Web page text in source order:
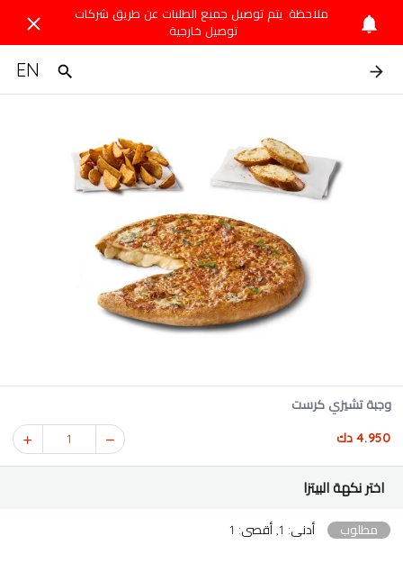
ملاحظة: يتم توصيل جميع الطلبات عن طريق شركات
توصيل خارجية.
EN
وجبة تشيزي كرست
4.950 دك 1
اختر نكهة البيتزا
مطلوب أدنى: 1, أقصى: 1